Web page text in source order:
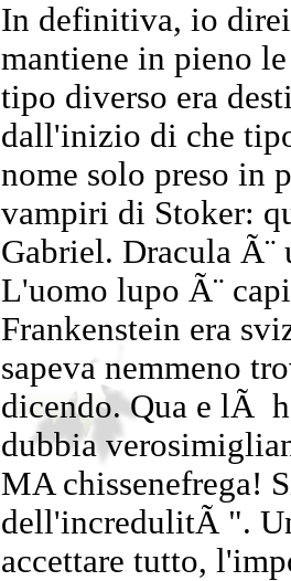
In definitiva, io
mantiene in pieno
tipo diverso era
dall'inizio di che
nome solo preso in
vampiri di Stoker:
Gabriel. Dracula
L'uomo lupo Ã¨
Frankenstein era
sapeva nemmeno
dicendo. Qua e lÃ
dubbia
MA chissenefrega!
dell'incredulitÃ ".
accettare tutto,